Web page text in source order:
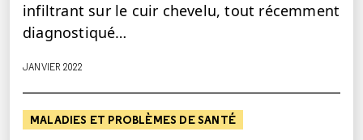
infiltrant sur le cuir chevelu, tout récemment
diagnostiqué…
JANVIER 2022
MALADIES ET PROBLÈMES DE SANTÉ